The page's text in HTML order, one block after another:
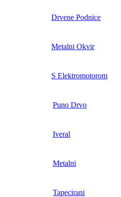
Drvene Podnice
Metalni Okvir
S Elektromotorom
Puno Drvo
Iveral
Metalni
Tapecirani